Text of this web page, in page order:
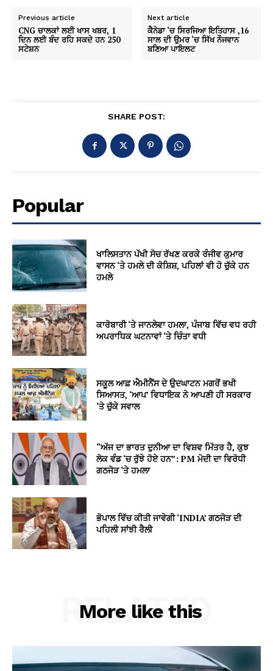
Previous article
CNG ਚਾਲਕਾਂ ਲਈ ਖਾਸ ਖਬਰ, 1
ਦਿਨ ਲਈ ਬੰਦ ਰਹਿ ਸਕਦੇ ਹਨ 250
ਸਟੇਸ਼ਨ
Next article
ਕੈਨੇਡਾ ‘ਚ ਸਿਰਜਿਆ ਇਤਿਹਾਸ ,16
ਸਾਲ ਦੀ ਉਮਰ ‘ਚ ਸਿੱਖ ਨੌਜਵਾਨ
ਬਣਿਆ ਪਾਇਲਟ
SHARE POST:
Popular
ਖਾਲਿਸਤਾਨ ਪੱਖੀ ਸੋਚ ਰੱਖਣ ਕਰਕੇ ਰੰਜੀਵ ਕੁਮਾਰ
ਵਾਸਨ ‘ਤੇ ਹਮਲੇ ਦੀ ਕੋਸ਼ਿਸ਼, ਪਹਿਲਾਂ ਵੀ ਹੋ ਚੁੱਕੇ ਹਨ
ਹਮਲੇ
ਕਾਰੋਬਾਰੀ ‘ਤੇ ਜਾਨਲੇਵਾ ਹਮਲਾ, ਪੰਜਾਬ ਵਿੱਚ ਵਧ ਰਹੀ
ਅਪਰਾਧਿਕ ਘਟਨਾਵਾਂ ‘ਤੇ ਚਿੰਤਾ ਵਧੀ
ਸਕੂਲ ਆਫ਼ ਐਮੀਨੈਂਸ ਦੇ ਉਦਘਾਟਨ ਮਗਰੋਂ ਭਖੀ
ਸਿਆਸਤ, ‘ਆਪ’ ਵਿਧਾਇਕ ਨੇ ਆਪਣੀ ਹੀ ਸਰਕਾਰ
‘ਤੇ ਚੁੱਕੇ ਸਵਾਲ
“ਅੱਜ ਦਾ ਭਾਰਤ ਦੁਨੀਆ ਦਾ ਵਿਸ਼ਵ ਮਿੱਤਰ ਹੈ, ਕੁਝ
ਲੋਕ ਵੰਡ ‘ਚ ਰੁੱਝੇ ਹੋਏ ਹਨ”: PM ਮੋਦੀ ਦਾ ਵਿਰੋਧੀ
ਗਠਜੋੜ ‘ਤੇ ਹਮਲਾ
ਭੋਪਾਲ ਵਿੱਚ ਕੀਤੀ ਜਾਵੇਗੀ ‘INDIA’ ਗਠਜੋੜ ਦੀ
ਪਹਿਲੀ ਸਾਂਝੀ ਰੈਲੀ
More like this
RELATED